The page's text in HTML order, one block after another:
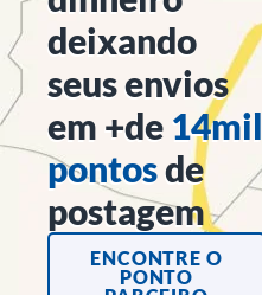
deixando
seus envios
em +de 14mil
pontosde
postagem
ENCONTRE O
PONTO